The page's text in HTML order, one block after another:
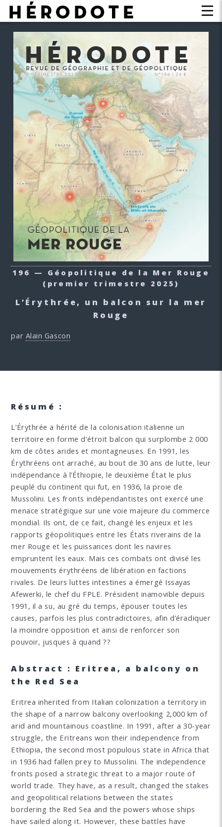
196 — Géopolitique de la Mer Rouge
(premier trimestre 2025)
L’Érythrée, un balcon sur la mer
Rouge
par Alain Gascon
Résumé :
L’Érythrée a hérité de la colonisation italienne un
territoire en forme d’étroit balcon qui surplombe 2 000
km de côtes arides et montagneuses. En 1991, les
Érythréens ont arraché, au bout de 30 ans de lutte, leur
indépendance à l’Éthiopie, le deuxième État le plus
peuplé du continent qui fut, en 1936, la proie de
Mussolini. Les fronts indépendantistes ont exercé une
menace stratégique sur une voie majeure du commerce
mondial. Ils ont, de ce fait, changé les enjeux et les
rapports géopolitiques entre les États riverains de la
mer Rouge et les puissances dont les navires
empruntent les eaux. Mais ces combats ont divisé les
mouvements érythréens de libération en factions
rivales. De leurs luttes intestines a émergé Issayas
Afewerki, le chef du FPLE. Président inamovible depuis
1991, il a su, au gré du temps, épouser toutes les
causes, parfois les plus contradictoires, afin d’éradiquer
la moindre opposition et ainsi de renforcer son
pouvoir, jusques à quand ??
Abstract : Eritrea, a balcony on
the Red Sea
Eritrea inherited from Italian colonization a territory in
the shape of a narrow balcony overlooking 2,000 km of
arid and mountainous coastline. In 1991, after a 30-year
struggle, the Eritreans won their independence from
Ethiopia, the second most populous state in Africa that
in 1936 had fallen prey to Mussolini. The independence
fronts posed a strategic threat to a major route of
world trade. They have, as a result, changed the stakes
and geopolitical relations between the states
bordering the Red Sea and the powers whose ships
have sailed along it. However, these battles have